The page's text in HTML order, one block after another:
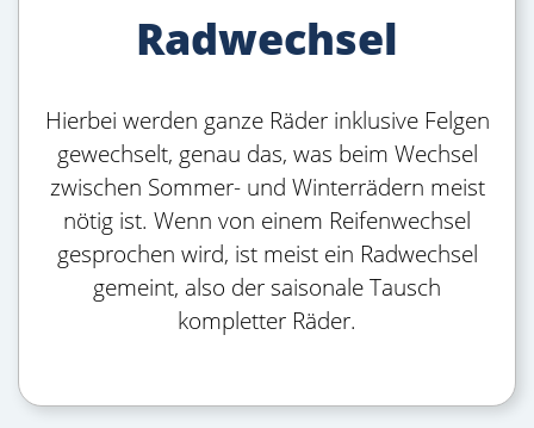
Radwechsel
Hierbei werden ganze Räder inklusive Felgen
gewechselt, genau das, was beim Wechsel
zwischen Sommer- und Winterrädern meist
nötig ist. Wenn von einem Reifenwechsel
gesprochen wird, ist meist ein Radwechsel
gemeint, also der saisonale Tausch
kompletter Räder.